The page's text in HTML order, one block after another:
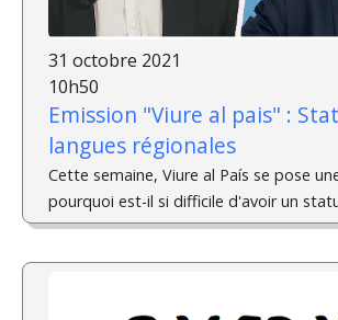
31 octobre 2021
10h50
Emission "Viure al pais" :
langues régionales
Cette semaine, Viure al País se pose
pourquoi est-il si difficile d'avoir un